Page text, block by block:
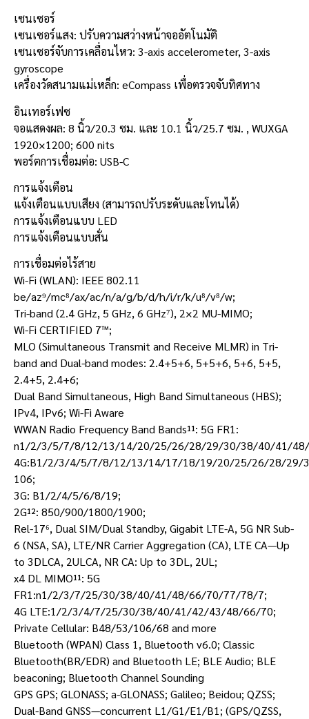
เซนเซอร์
เซนเซอร์แสง: ปรับความสว่างหน้าจออัตโนมัติ
เซนเซอร์จับการเคลื่อนไหว: 3-axis accelerometer, 3-axis
gyroscope
เครื่องวัดสนามแม่เหล็ก: eCompass เพื่อตรวจจับทิศทาง
อินเทอร์เฟซ
จอแสดงผล: 8 นิ้ว/20.3 ซม. และ 10.1 นิ้ว/25.7 ซม. , WUXGA
1920×1200; 600 nits
พอร์ตการเชื่อมต่อ: USB-C
การแจ้งเตือน
แจ้งเตือนแบบเสียง (สามารถปรับระดับและโทนได้)
การแจ้งเตือนแบบ LED
การแจ้งเตือนแบบสั่น
การเชื่อมต่อไร้สาย
Wi-Fi (WLAN): IEEE 802.11
be/az⁹/mc⁸/ax/ac/n/a/g/b/d/h/i/r/k/u⁸/v⁸/w;
Tri-band (2.4 GHz, 5 GHz, 6 GHz⁷), 2×2 MU-MIMO;
Wi-Fi CERTIFIED 7™;
MLO (Simultaneous Transmit and Receive MLMR) in Tri-
band and Dual-band modes: 2.4+5+6, 5+5+6, 5+6, 5+5,
2.4+5, 2.4+6;
Dual Band Simultaneous, High Band Simultaneous (HBS);
IPv4, IPv6; Wi-Fi Aware
WWAN Radio Frequency Band Bands¹¹: 5G FR1:
n1/2/3/5/7/8/12/13/14/20/25/26/28/29/30/38/40/41/
4G:B1/2/3/4/5/7/8/12/13/14/17/18/19/20/25/26/28/
106;
3G: B1/2/4/5/6/8/19;
2G¹²: 850/900/1800/1900;
Rel-17⁶, Dual SIM/Dual Standby, Gigabit LTE-A, 5G NR Sub-
6 (NSA, SA), LTE/NR Carrier Aggregation (CA), LTE CA—Up
to 3DLCA, 2ULCA, NR CA: Up to 3DL, 2UL;
x4 DL MIMO¹¹: 5G
FR1:n1/2/3/7/25/30/38/40/41/48/66/70/77/78/7;
4G LTE:1/2/3/4/7/25/30/38/40/41/42/43/48/66/70;
Private Cellular: B48/53/106/68 and more
Bluetooth (WPAN) Class 1, Bluetooth v6.0; Classic
Bluetooth(BR/EDR) and Bluetooth LE; BLE Audio; BLE
beaconing; Bluetooth Channel Sounding
GPS GPS; GLONASS; a-GLONASS; Galileo; Beidou; QZSS;
Dual-Band GNSS—concurrent L1/G1/E1/B1; (GPS/QZSS,